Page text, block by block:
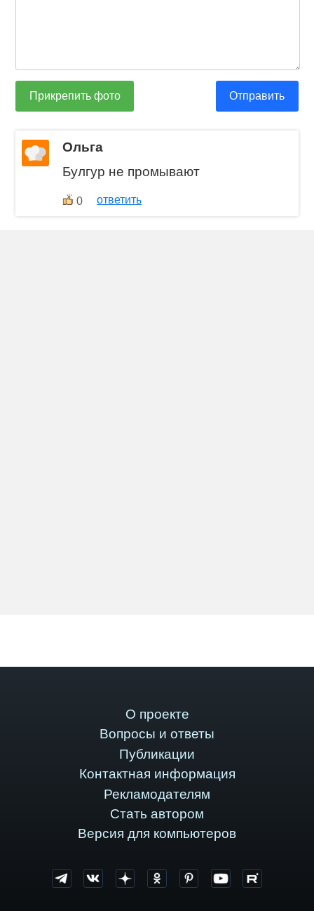
Прикрепить фото Отправить
Ольга
Булгур не промывают
0 ответить
О проекте
Вопросы и ответы
Публикации
Контактная информация
Рекламодателям
Стать автором
Версия для компьютеров